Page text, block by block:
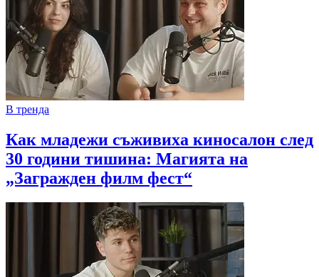
В тренда
Как младежи съживиха киносалон след
30 години тишина: Магията на
„Загражден филм фест“